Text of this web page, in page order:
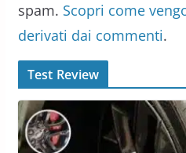
spam. Scopri come
derivati dai commenti.
Test Review